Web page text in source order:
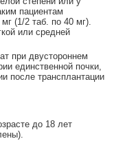
пациентам
(1/2 таб. по 40 мг).
или средней
при двустороннем
единственной почки,
после трансплантации
до 18 лет